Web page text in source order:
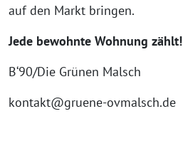
auf den Markt bringen.
Jede bewohnte Wohnung zählt!
B‘90/Die Grünen Malsch
kontakt@gruene-ovmalsch.de